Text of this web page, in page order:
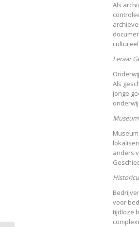
Als
Leraar
Als
jonge
anders
voor
tijdloze